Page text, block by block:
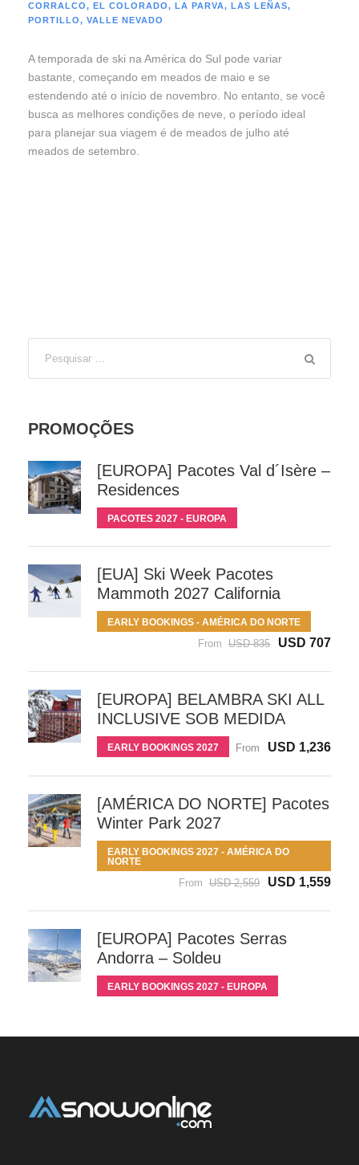
CORRALCO, EL COLORADO, LA PARVA, LAS LEÑAS,
PORTILLO, VALLE NEVADO
A temporada de ski na América do Sul pode variar
bastante, começando em meados de maio e se
estendendo até o início de novembro. No entanto, se você
busca as melhores condições de neve, o período ideal
para planejar sua viagem é de meados de julho até
meados de setembro.
PROMOÇÕES
[EUROPA] Pacotes Val d´Isère –
Residences
PACOTES 2027 - EUROPA
[EUA] Ski Week Pacotes
Mammoth 2027 California
EARLY BOOKINGS - AMÉRICA DO NORTE
From USD 835 USD 707
[EUROPA] BELAMBRA SKI ALL
INCLUSIVE SOB MEDIDA
EARLY BOOKINGS 2027 From USD 1,236
[AMÉRICA DO NORTE] Pacotes
Winter Park 2027
EARLY BOOKINGS 2027 - AMÉRICA DO
NORTE
From USD 2,559 USD 1,559
[EUROPA] Pacotes Serras
Andorra – Soldeu
EARLY BOOKINGS 2027 - EUROPA